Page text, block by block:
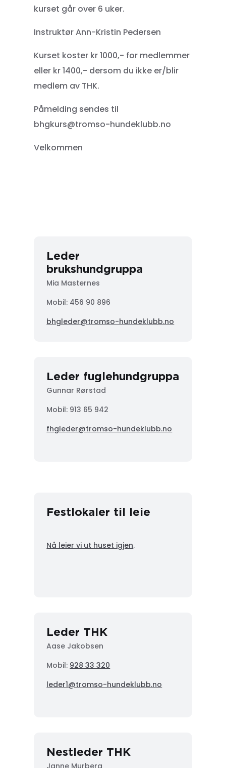
kurset går over 6 uker.
Instruktør Ann-Kristin Pedersen
Kurset koster kr 1000,- for medlemmer
eller kr 1400,- dersom du ikke er/blir
medlem av THK.
Påmelding sendes til
bhgkurs@tromso-hundeklubb.no
Velkommen
Leder
brukshundgruppa
Mia Masternes
Mobil: 456 90 896
bhgleder@tromso-hundeklubb.no
Leder fuglehundgruppa
Gunnar Rørstad
Mobil: 913 65 942
fhgleder@tromso-hundeklubb.no
Festlokaler til leie
Nå leier vi ut huset igjen.
Leder THK
Aase Jakobsen
Mobil: 928 33 320
leder1@tromso-hundeklubb.no
Nestleder THK